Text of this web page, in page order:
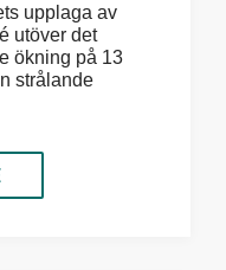
upplaga av
utöver det
ökning på 13
strålande